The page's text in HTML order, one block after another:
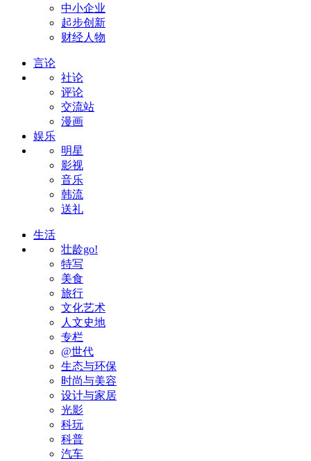
中小企业
起步创新
财经人物
言论
社论
评论
交流站
漫画
娱乐
明星
影视
音乐
韩流
送礼
生活
壮龄go!
特写
美食
旅行
文化艺术
人文史地
专栏
@世代
生态与环保
时尚与美容
设计与家居
光影
科玩
科普
汽车